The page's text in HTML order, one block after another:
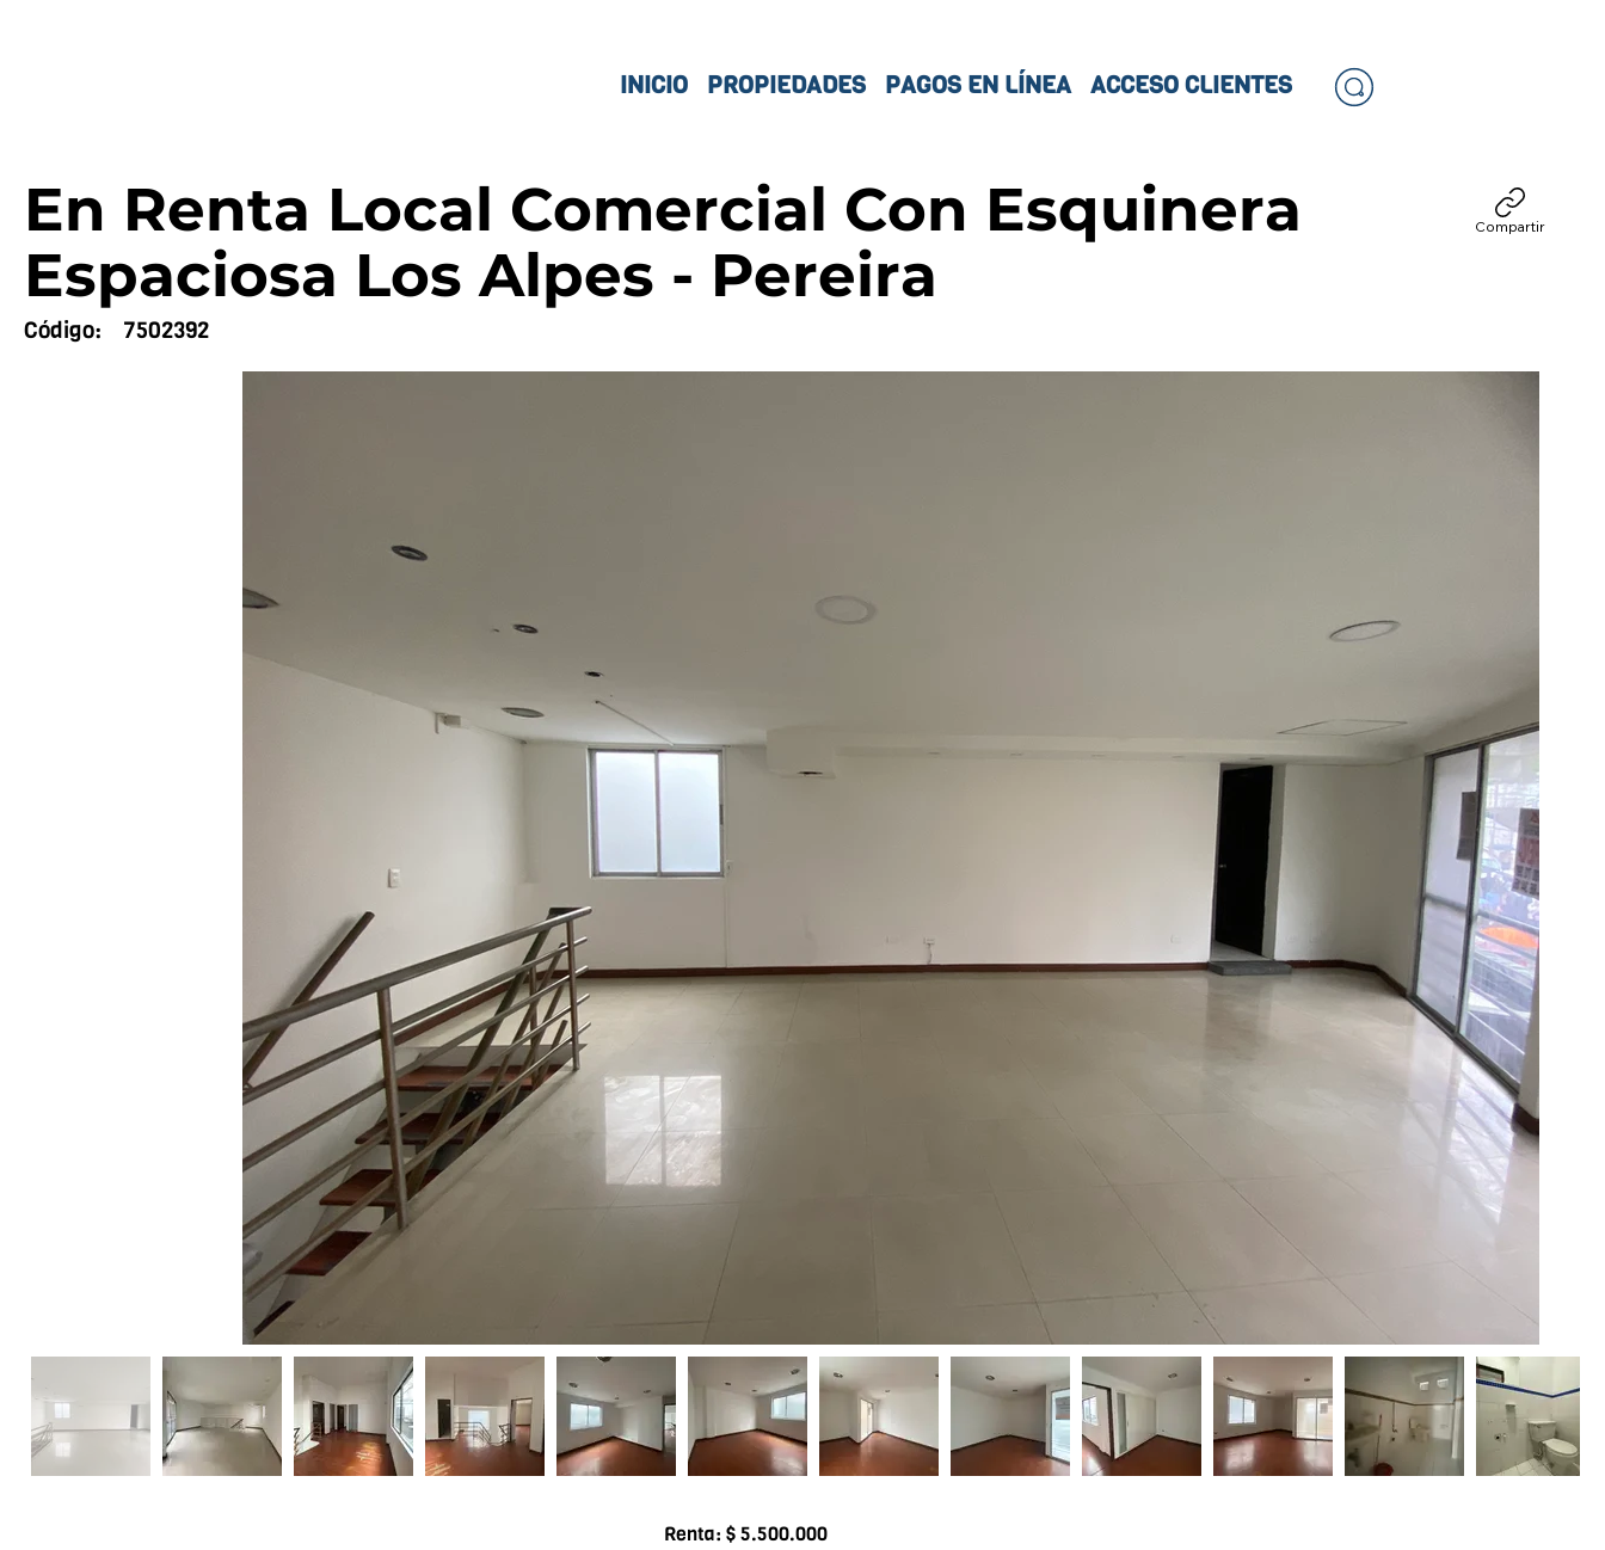
INICIO PROPIEDADES PAGOS EN LÍNEA ACCESO CLIENTES
Renta: $ 5.500.000
En Renta Local Comercial Con Esquinera
Espaciosa Los Alpes - Pereira
Código: 7502392
Compartir